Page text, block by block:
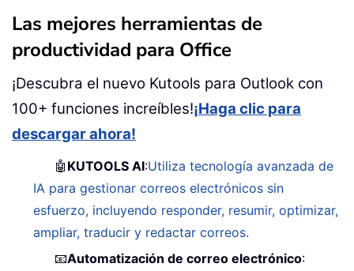
Las mejores herramientas de
productividad para Office
¡Descubra el nuevo Kutools para Outlook con
100+ funciones increíbles!¡Haga clic para
descargar ahora!
🤖 KUTOOLS AI:Utiliza tecnología avanzada de
IA para gestionar correos electrónicos sin
esfuerzo, incluyendo responder, resumir, optimizar,
ampliar, traducir y redactar correos.
📧Automatización de correo electrónico: